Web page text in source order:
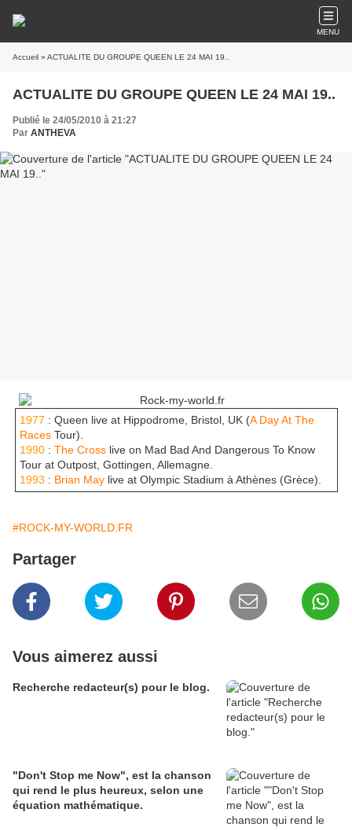
MENU
Accueil » ACTUALITE DU GROUPE QUEEN LE 24 MAI 19..
ACTUALITE DU GROUPE QUEEN LE 24 MAI 19..
Publié le 24/05/2010 à 21:27
Par ANTHEVA
1977 : Queen live at Hippodrome, Bristol, UK (A Day At The
RacesTour).
1990: The Crosslive on Mad Bad And Dangerous To Know
Tour at Outpost, Gottingen, Allemagne.
1993 : Brian Maylive at Olympic Stadium à Athènes (Grèce).
#ROCK-MY-WORLD.FR
Partager
Vous aimerez aussi
Recherche redacteur(s) pour le blog.
"Don't Stop me Now", est la chanson
qui rend le plus heureux, selon une
équation mathématique.